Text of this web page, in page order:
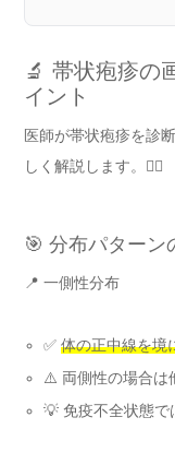
🔬 帯状疱疹の
イント
医師が帯状疱疹を診
しく解説します。👨‍⚕️
🎯 分布パターン
📍 一側性分布
✅体の正中線を境
⚠️ 両側性の場合は
💡 免疫不全状態で